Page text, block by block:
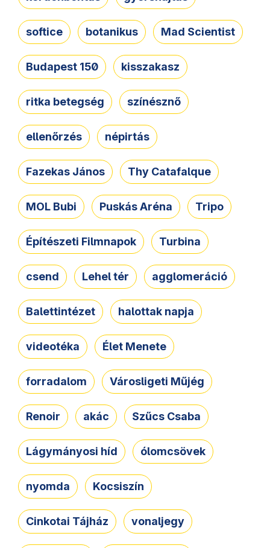
softice botanikus Mad Scientist
Budapest 150 kisszakasz
ritka betegség színésznő
ellenőrzés népirtás
Fazekas János Thy Catafalque
MOL Bubi Puskás Aréna Tripo
Építészeti Filmnapok Turbina
csend Lehel tér agglomeráció
Balettintézet halottak napja
videotéka Élet Menete
forradalom Városligeti Műjég
Renoir akác Szűcs Csaba
Lágymányosi híd ólomcsövek
nyomda Kocsiszín
Cinkotai Tájház vonaljegy